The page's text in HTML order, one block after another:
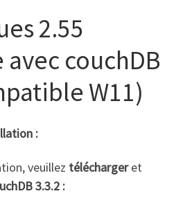
2.55
couchDB
W11)
:
veuillez téléchargeret
3.3.2 :